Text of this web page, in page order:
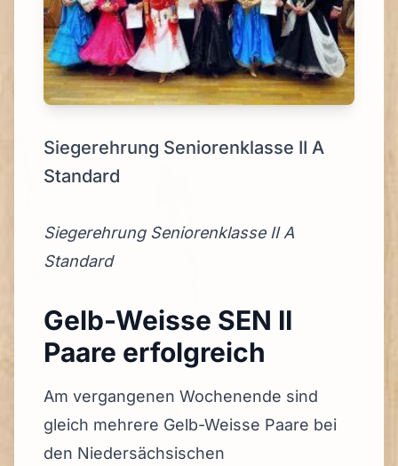
Siegerehrung Seniorenklasse II A
Standard
Siegerehrung Seniorenklasse II A
Standard
Gelb-Weisse SEN II
Paare erfolgreich
Am vergangenen Wochenende sind
gleich mehrere Gelb-Weisse Paare bei
den Niedersächsischen